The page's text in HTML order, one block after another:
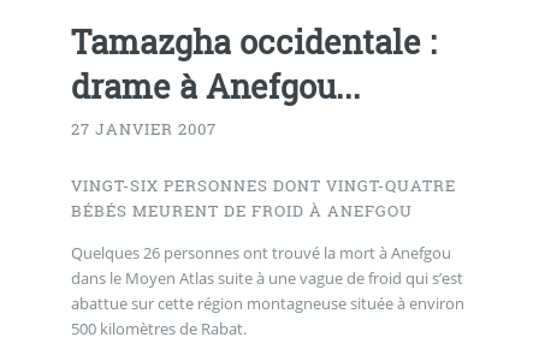
Tamazgha occidentale :
drame à Anefgou...
27 JANVIER 2007
VINGT-SIX PERSONNES DONT VINGT-QUATRE
BÉBÉS MEURENT DE FROID À ANEFGOU
Quelques 26 personnes ont trouvé la mort à Anefgou
dans le Moyen Atlas suite à une vague de froid qui s’est
abattue sur cette région montagneuse située à environ
500 kilomètres de Rabat.